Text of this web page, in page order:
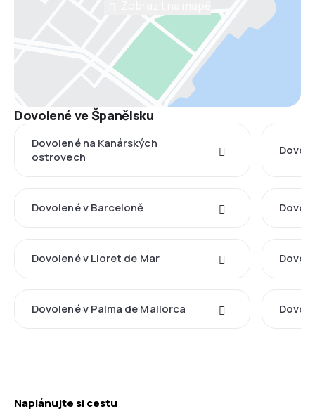
Dovolené ve Španělsku
Dovolené na Kanárských
ostrovech
Dovolené v Barceloně
Dovolené v Lloret de Mar
Dovolené v Palma de Mallorca
Naplánujte si cestu